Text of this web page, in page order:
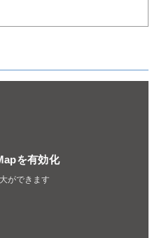
を有効化
ができます